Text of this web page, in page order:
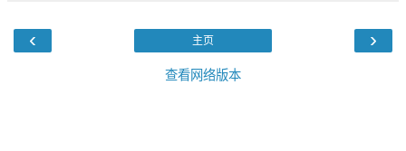
‹ ›
主页
查看网络版本